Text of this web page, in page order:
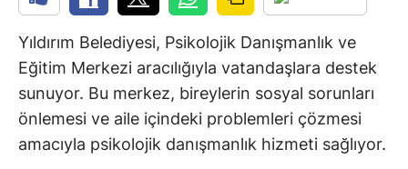
Yıldırım Belediyesi, Psikolojik Danışmanlık ve
Eğitim Merkezi aracılığıyla vatandaşlara destek
sunuyor. Bu merkez, bireylerin sosyal sorunları
önlemesi ve aile içindeki problemleri çözmesi
amacıyla psikolojik danışmanlık hizmeti sağlıyor.